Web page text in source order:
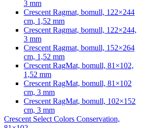
3 mm
Crescent Ragmat, bomull, 122×244
cm, 1,52 mm
Crescent Ragmat, bomull, 122×244,
3 mm
Crescent Ragmat, bomull, 152×264
cm, 1,52 mm
Crescent RagMat, bomull, 81×102,
1,52 mm
Crescent RagMat, bomull, 81×102
cm, 3 mm
Crescent RagMat, bomull, 102×152
cm, 3 mm
Crescent Select Colors Conservation,